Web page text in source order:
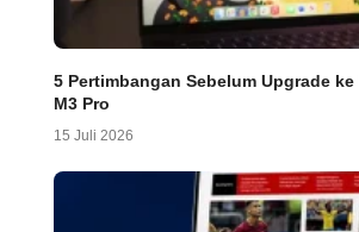
5 Pertimbangan Sebelum Upgrade
M3 Pro
15 Juli 2026